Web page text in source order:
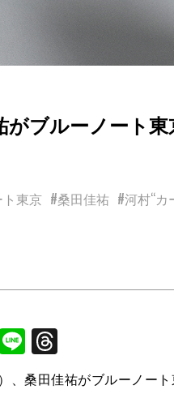
がブルーノート
東京 #桑田佳祐 #河村“カ
Facebook
Line
、桑田佳祐がブルーノー